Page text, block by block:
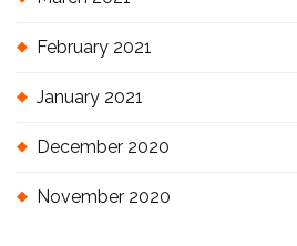
February 2021
January 2021
December 2020
November 2020